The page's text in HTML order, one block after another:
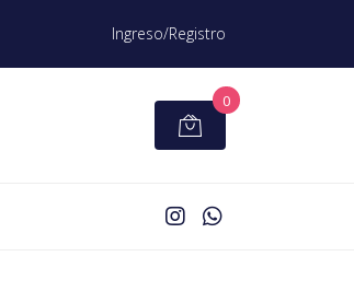
Ingreso/Registro
0